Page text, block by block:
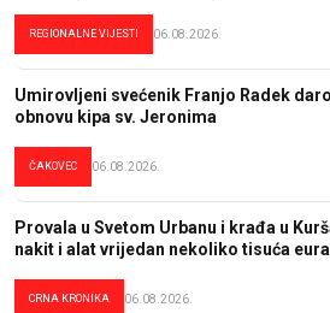
REGIONALNE VIJESTI 06.08.2026.
Umirovljeni svećenik Franjo Radek
obnovu kipa sv. Jeronima
ČAKOVEC 06.08.2026.
Provala u Svetom Urbanu i krađa u
nakit i alat vrijedan nekoliko tisuća eura
CRNA KRONIKA 06.08.2026.